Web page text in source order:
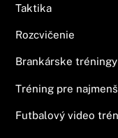
Taktika
Rozcvičenie
Brankárske tréningy
Tréning pre
Futbalový video